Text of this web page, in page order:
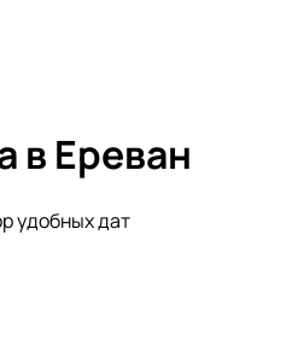
в Ереван
удобных дат